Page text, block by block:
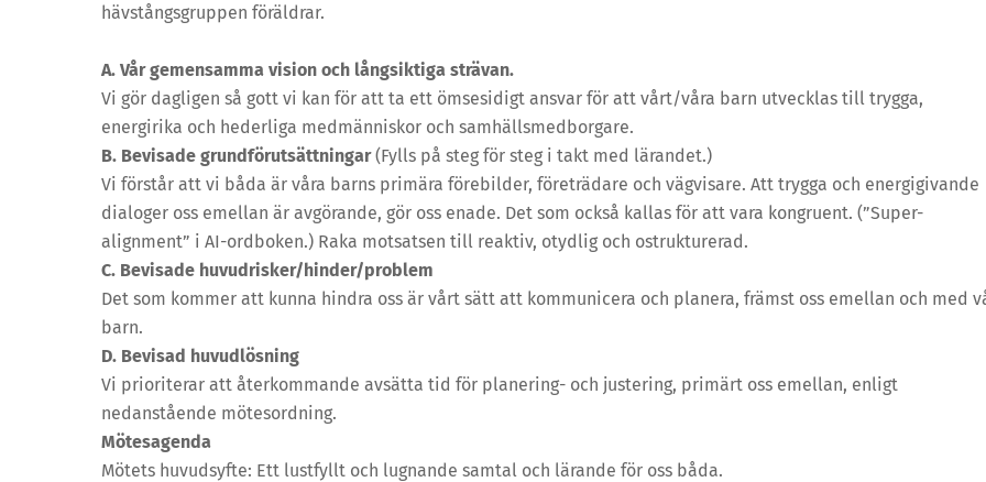
hävstångsgruppen föräldrar.
A. Vår gemensamma vision och långsiktiga strävan.
Vi gör dagligen så gott vi kan för att ta ett ömsesidigt ansvar för att vårt/våra barn utvecklas till trygga,
energirika och hederliga medmänniskor och samhällsmedborgare.
B. Bevisade grundförutsättningar(Fylls på steg för steg i takt med lärandet.)
Vi förstår att vi båda är våra barns primära förebilder, företrädare och vägvisare. Att trygga och energigivande
dialoger oss emellan är avgörande, gör oss enade. Det som också kallas för att vara kongruent. (”Super-
alignment” i AI-ordboken.) Raka motsatsen till reaktiv, otydlig och ostrukturerad.
C. Bevisade huvudrisker/hinder/problem
Det som kommer att kunna hindra oss är vårt sätt att kommunicera och planera, främst oss emellan och med
barn.
D. Bevisad huvudlösning
Vi prioriterar att återkommande avsätta tid för planering- och justering, primärt oss emellan, enligt
nedanstående mötesordning.
Mötesagenda
Mötets huvudsyfte: Ett lustfyllt och lugnande samtal och lärande för oss båda.